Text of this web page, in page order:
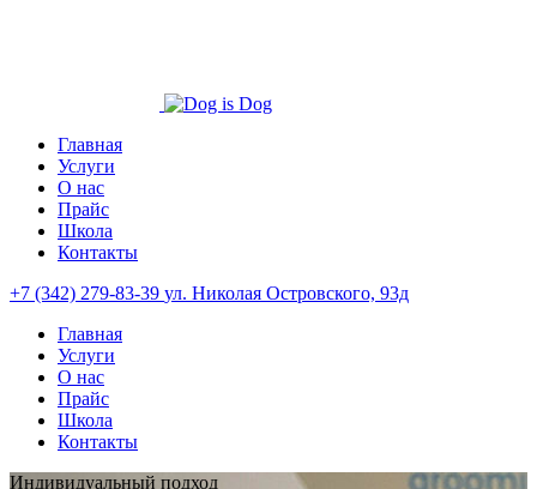
Главная
Услуги
О нас
Прайс
Школа
Контакты
+7 (342) 279-83-39 ул. Николая Островского, 93д
Главная
Услуги
О нас
Прайс
Школа
Контакты
Индивидуальный подход